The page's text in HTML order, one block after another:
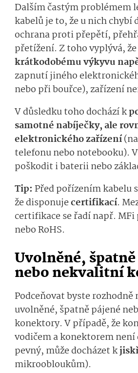
Dalším častým problémem
kabelů je to, že u nich chybí
ochrana proti přepětí,
přetížení. Z toho vyplývá,
krátkodobému výkyvu
zapnutí jiného
nebo při bouřce), zařízení
V důsledku toho dochází k
samotné nabíječky, ale
elektronického zařízení
telefonu nebo notebooku).
poškodit i baterii nebo
Tip: Před pořízením kabelu
že disponujecertifikací.
certifikace se řadí např. MFi
nebo RoHS.
Uvolněné,
nebo nekvalitní
Podceňovat byste rozhodně
uvolněné, špatně pájené
konektory. V případě, že
vodičem a konektorem není
pevný, může docházet k
mikroobloukům).